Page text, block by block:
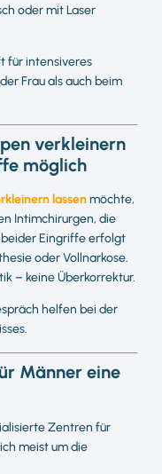
oder mit Laser
für intensiveres
Frau als auch beim
verkleinern
möglich
lassenmöchte,
Intimchirurgen, die
Eingriffe erfolgt
oder Vollnarkose.
– keine Überkorrektur.
helfen bei der
Männer eine
Zentren für
meist um die